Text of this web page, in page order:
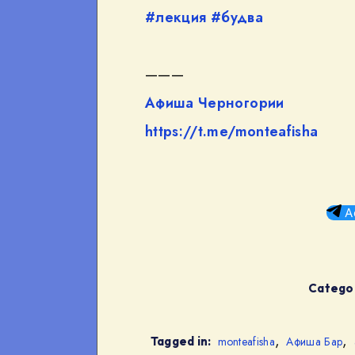
#лекция #будва
———
Афиша Черногории
https://t.me/monteafisha
Tagged in: monteafisha, Афиша Бар,